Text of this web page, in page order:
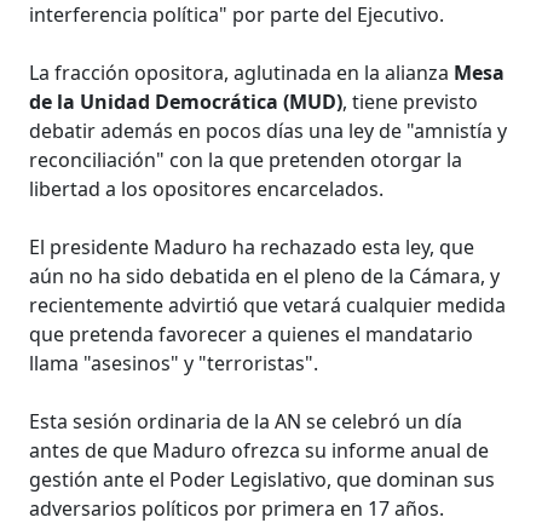
interferencia política" por parte del Ejecutivo.
La fracción opositora, aglutinada en la alianza Mesa
de la Unidad Democrática (MUD), tiene previsto
debatir además en pocos días una ley de "amnistía y
reconciliación" con la que pretenden otorgar la
libertad a los opositores encarcelados.
El presidente Maduro ha rechazado esta ley, que
aún no ha sido debatida en el pleno de la Cámara, y
recientemente advirtió que vetará cualquier medida
que pretenda favorecer a quienes el mandatario
llama "asesinos" y "terroristas".
Esta sesión ordinaria de la AN se celebró un día
antes de que Maduro ofrezca su informe anual de
gestión ante el Poder Legislativo, que dominan sus
adversarios políticos por primera en 17 años.